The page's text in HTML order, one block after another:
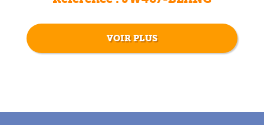
VOIR PLUS